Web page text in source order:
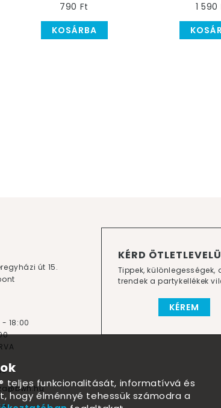
Papír Pohár, 6 db
790 Ft
KOSÁRBA
db
1 590
KÉRD
Tippek, különlegességek,
trendek a partykellékek
KÉREM
út 15.
18:00
teljes funkcionalitását, informatívvá és
hogy élménnyé tehessük számodra a